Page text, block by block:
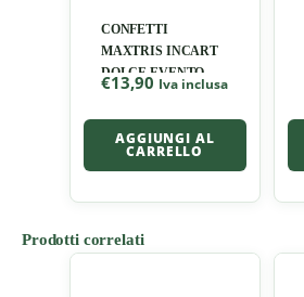
CONFETTI
MAXTRIS INCART
DOLCE EVENTO
€13,90 Iva inclusa
AGGIUNGI AL
CARRELLO
Prodotti correlati